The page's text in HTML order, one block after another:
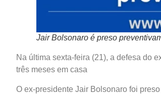
Jair Bolsonaro é preso
Na última sexta-feira (21), a defesa do
três meses em casa
O ex-presidente Jair Bolsonaro foi